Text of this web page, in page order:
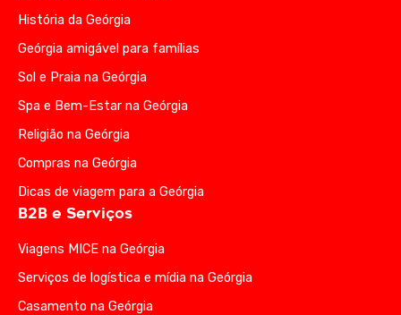
História da Geórgia
Geórgia amigável para famílias
Sol e Praia na Geórgia
Spa e Bem-Estar na Geórgia
Religião na Geórgia
Compras na Geórgia
Dicas de viagem para a Geórgia
B2B e Serviços
Viagens MICE na Geórgia
Serviços de logística e mídia na Geórgia
Casamento na Geórgia